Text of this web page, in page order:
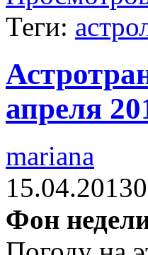
Теги:
апреля
mariana
15.04.2013
Фон